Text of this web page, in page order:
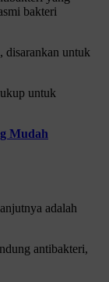
bakteri
disarankan untuk
untuk
Mudah
adalah
antibakteri,